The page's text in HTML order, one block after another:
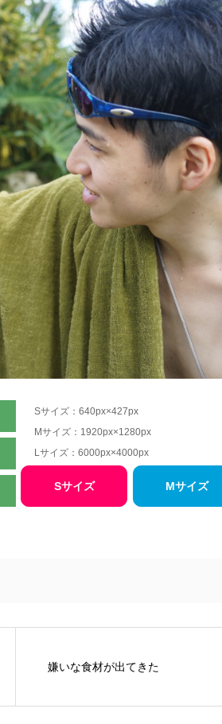
Sサイズ：640px×427px
Mサイズ：1920px×1280px
Lサイズ：6000px×4000px
Sサイズ Mサイズ
嫌いな食材が出てきた